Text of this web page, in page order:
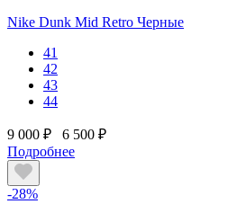
Nike Dunk Mid Retro Черные
41
42
43
44
9 000 ₽
6 500 ₽
Подробнее
-28%